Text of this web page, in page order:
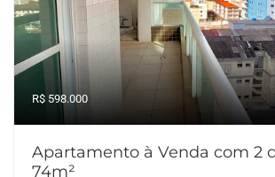
R$ 598.000
Apartamento à Venda com 2
74m²